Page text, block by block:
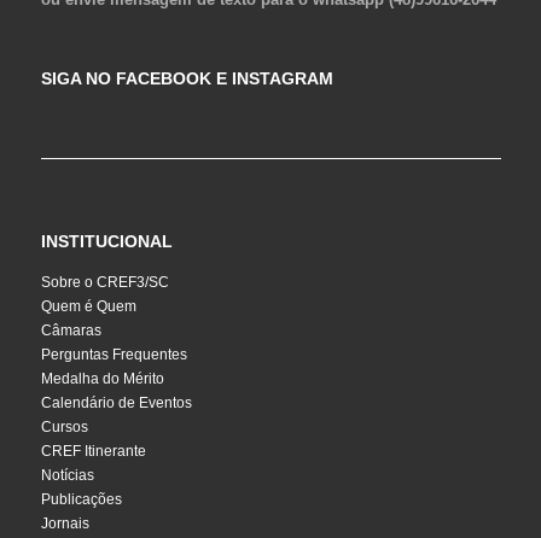
SIGA NO FACEBOOK E INSTAGRAM
INSTITUCIONAL
Sobre o CREF3/SC
Quem é Quem
Câmaras
Perguntas Frequentes
Medalha do Mérito
Calendário de Eventos
Cursos
CREF Itinerante
Notícias
Publicações
Jornais